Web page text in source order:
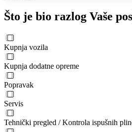
Što je bio razlog Vaše
Kupnja vozila
Kupnja dodatne opreme
Popravak
Servis
Tehnički pregled / Kontrola ispušnih